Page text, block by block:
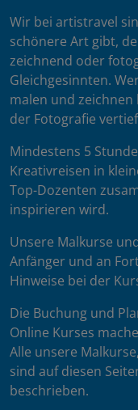
Wir bei artistravel
schönere Art gibt,
zeichnend oder
Gleichgesinnten.
malen und
der Fotografie
Mindestens 5
Kreativreisen in
Top-Dozenten
inspirieren wird.
Unsere Malkurse
Anfänger und an
Hinweise bei der
Die Buchung und
Online Kurses
Alle unsere
sind auf diesen
beschrieben.